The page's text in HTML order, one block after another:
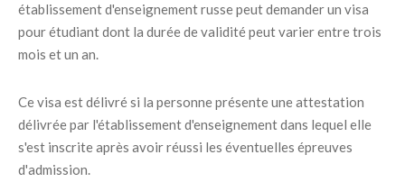
établissement d'enseignement russe peut demander un visa
pour étudiant dont la durée de validité peut varier entre trois
mois et un an.
Ce visa est délivré si la personne présente une attestation
délivrée par l'établissement d'enseignement dans lequel elle
s'est inscrite après avoir réussi les éventuelles épreuves
d'admission.